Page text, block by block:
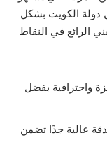
دولة الكويت بشكل
الرائع في النقاط
واحترافية بفضل
عالية جدًا تضمن